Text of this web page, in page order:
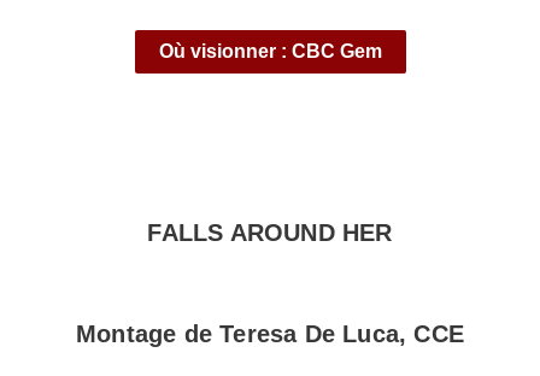
Où visionner : CBC Gem
FALLS AROUND HER
Montage de Teresa De Luca, CCE